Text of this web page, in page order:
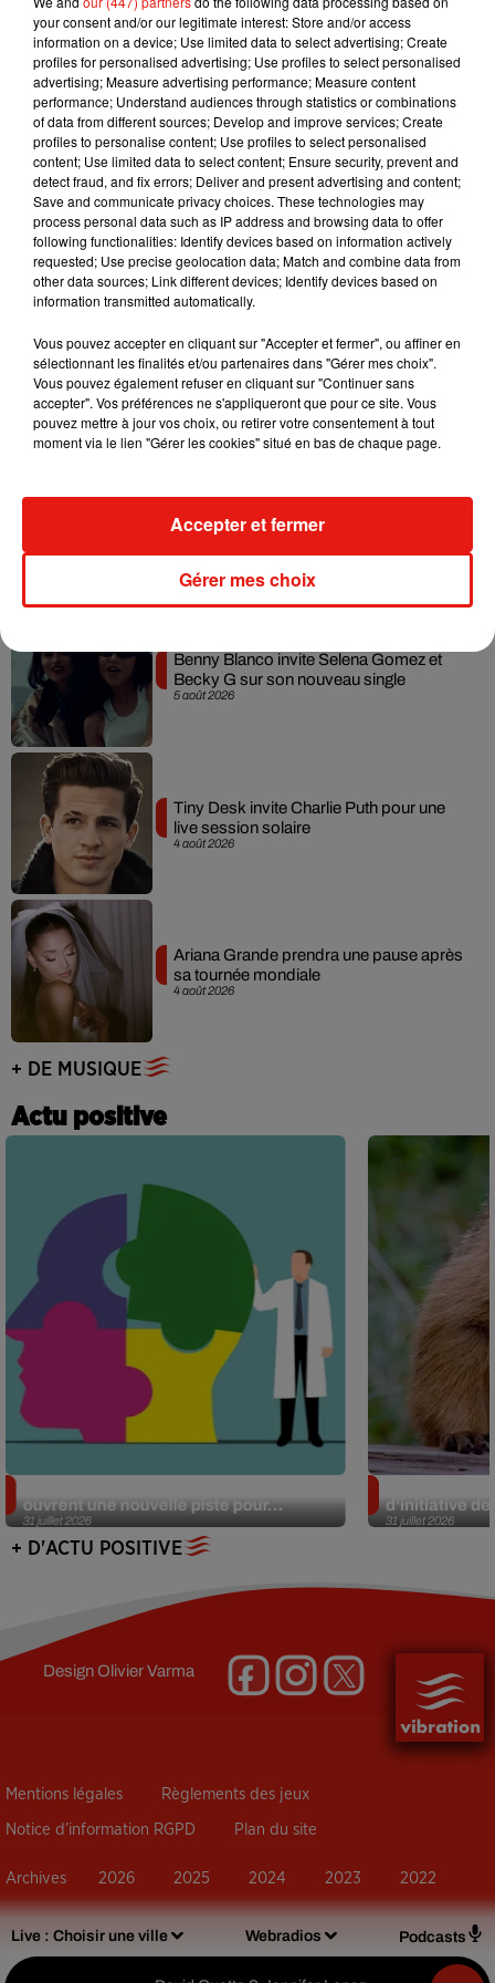
Live : Choisir une ville Webradios Podcasts
10 des meilleurs succès de la plateforme.
Musique
7 août 2026
Madonna sort enfin le remix de « Love
Sensation » avec Kylie Minogue
7 août 2026
Tayc et Didi B dévoilent le single le plus
dansant de l’année
collaboration tant attendue
5 août 2026
Benny Blanco invite Selena Gomez et
Becky G sur son nouveau single
4 août 2026
Tiny Desk invite Charlie Puth pour une
live session solaire
4 août 2026
Ariana Grande prendra une pause après
sa tournée mondiale
+ DE MUSIQUE
Actu positive
31 juillet 2026
ouvrent une nouvelle piste pour...
31 juillet 2026
d’initiative
+ D'ACTU POSITIVE
DesignOlivier Varma
Mentions légales Règlements des jeux
Notice d’information RGPD Plan du site
Archives 2026 2025 2024 2023 2022
your consent and/or our legitimate interest: Store and/or access
information on a device; Use limited data to select advertising; Create
profiles for personalised advertising; Use profiles to select personalised
advertising; Measure advertising performance; Measure content
performance; Understand audiences through statistics or combinations
of data from different sources; Develop and improve services; Create
profiles to personalise content; Use profiles to select personalised
content; Use limited data to select content; Ensure security, prevent and
detect fraud, and fix errors; Deliver and present advertising and content;
Save and communicate privacy choices. These technologies may
process personal data such as IP address and browsing data to offer
following functionalities: Identify devices based on information actively
requested; Use precise geolocation data; Match and combine data from
other data sources; Link different devices; Identify devices based on
information transmitted automatically.
Vous pouvez accepter en cliquant sur "Accepter et fermer", ou affiner en
sélectionnant les finalités et/ou partenaires dans "Gérer mes choix".
Vous pouvez également refuser en cliquant sur "Continuer sans
accepter". Vos préférences ne s'appliqueront que pour ce site. Vous
pouvez mettre à jour vos choix, ou retirer votre consentement à tout
moment via le lien "Gérer les cookies" situé en bas de chaque page.
Gérer mes choix
Accepter et fermer